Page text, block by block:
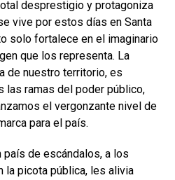
desprestigio y protagoniza
vive por estos días en Santa
solo fortalece en el imaginario
que los representa. La
de nuestro territorio, es
las ramas del poder público,
el vergonzante nivel de
para el país.
país de escándalos, a los
la picota pública, les alivia